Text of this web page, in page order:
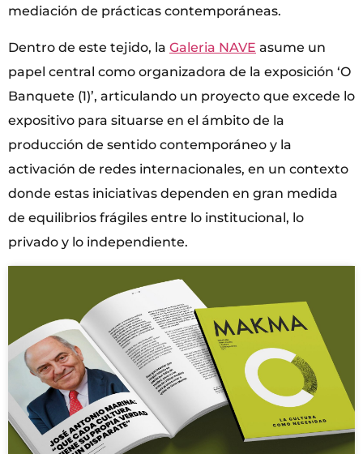
mediación de prácticas contemporáneas.
Dentro de este tejido, la Galeria NAVE asume un
papel central como organizadora de la exposición ‘O
Banquete (1)’, articulando un proyecto que excede lo
expositivo para situarse en el ámbito de la
producción de sentido contemporáneo y la
activación de redes internacionales, en un contexto
donde estas iniciativas dependen en gran medida
de equilibrios frágiles entre lo institucional, lo
privado y lo independiente.